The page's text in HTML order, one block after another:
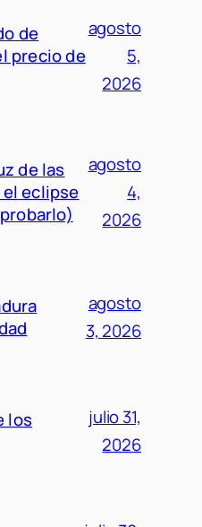
de
precio de
agosto
5,
2026
de las
eclipse
agosto
4,
2026
agosto
3, 2026
los
julio 31,
2026